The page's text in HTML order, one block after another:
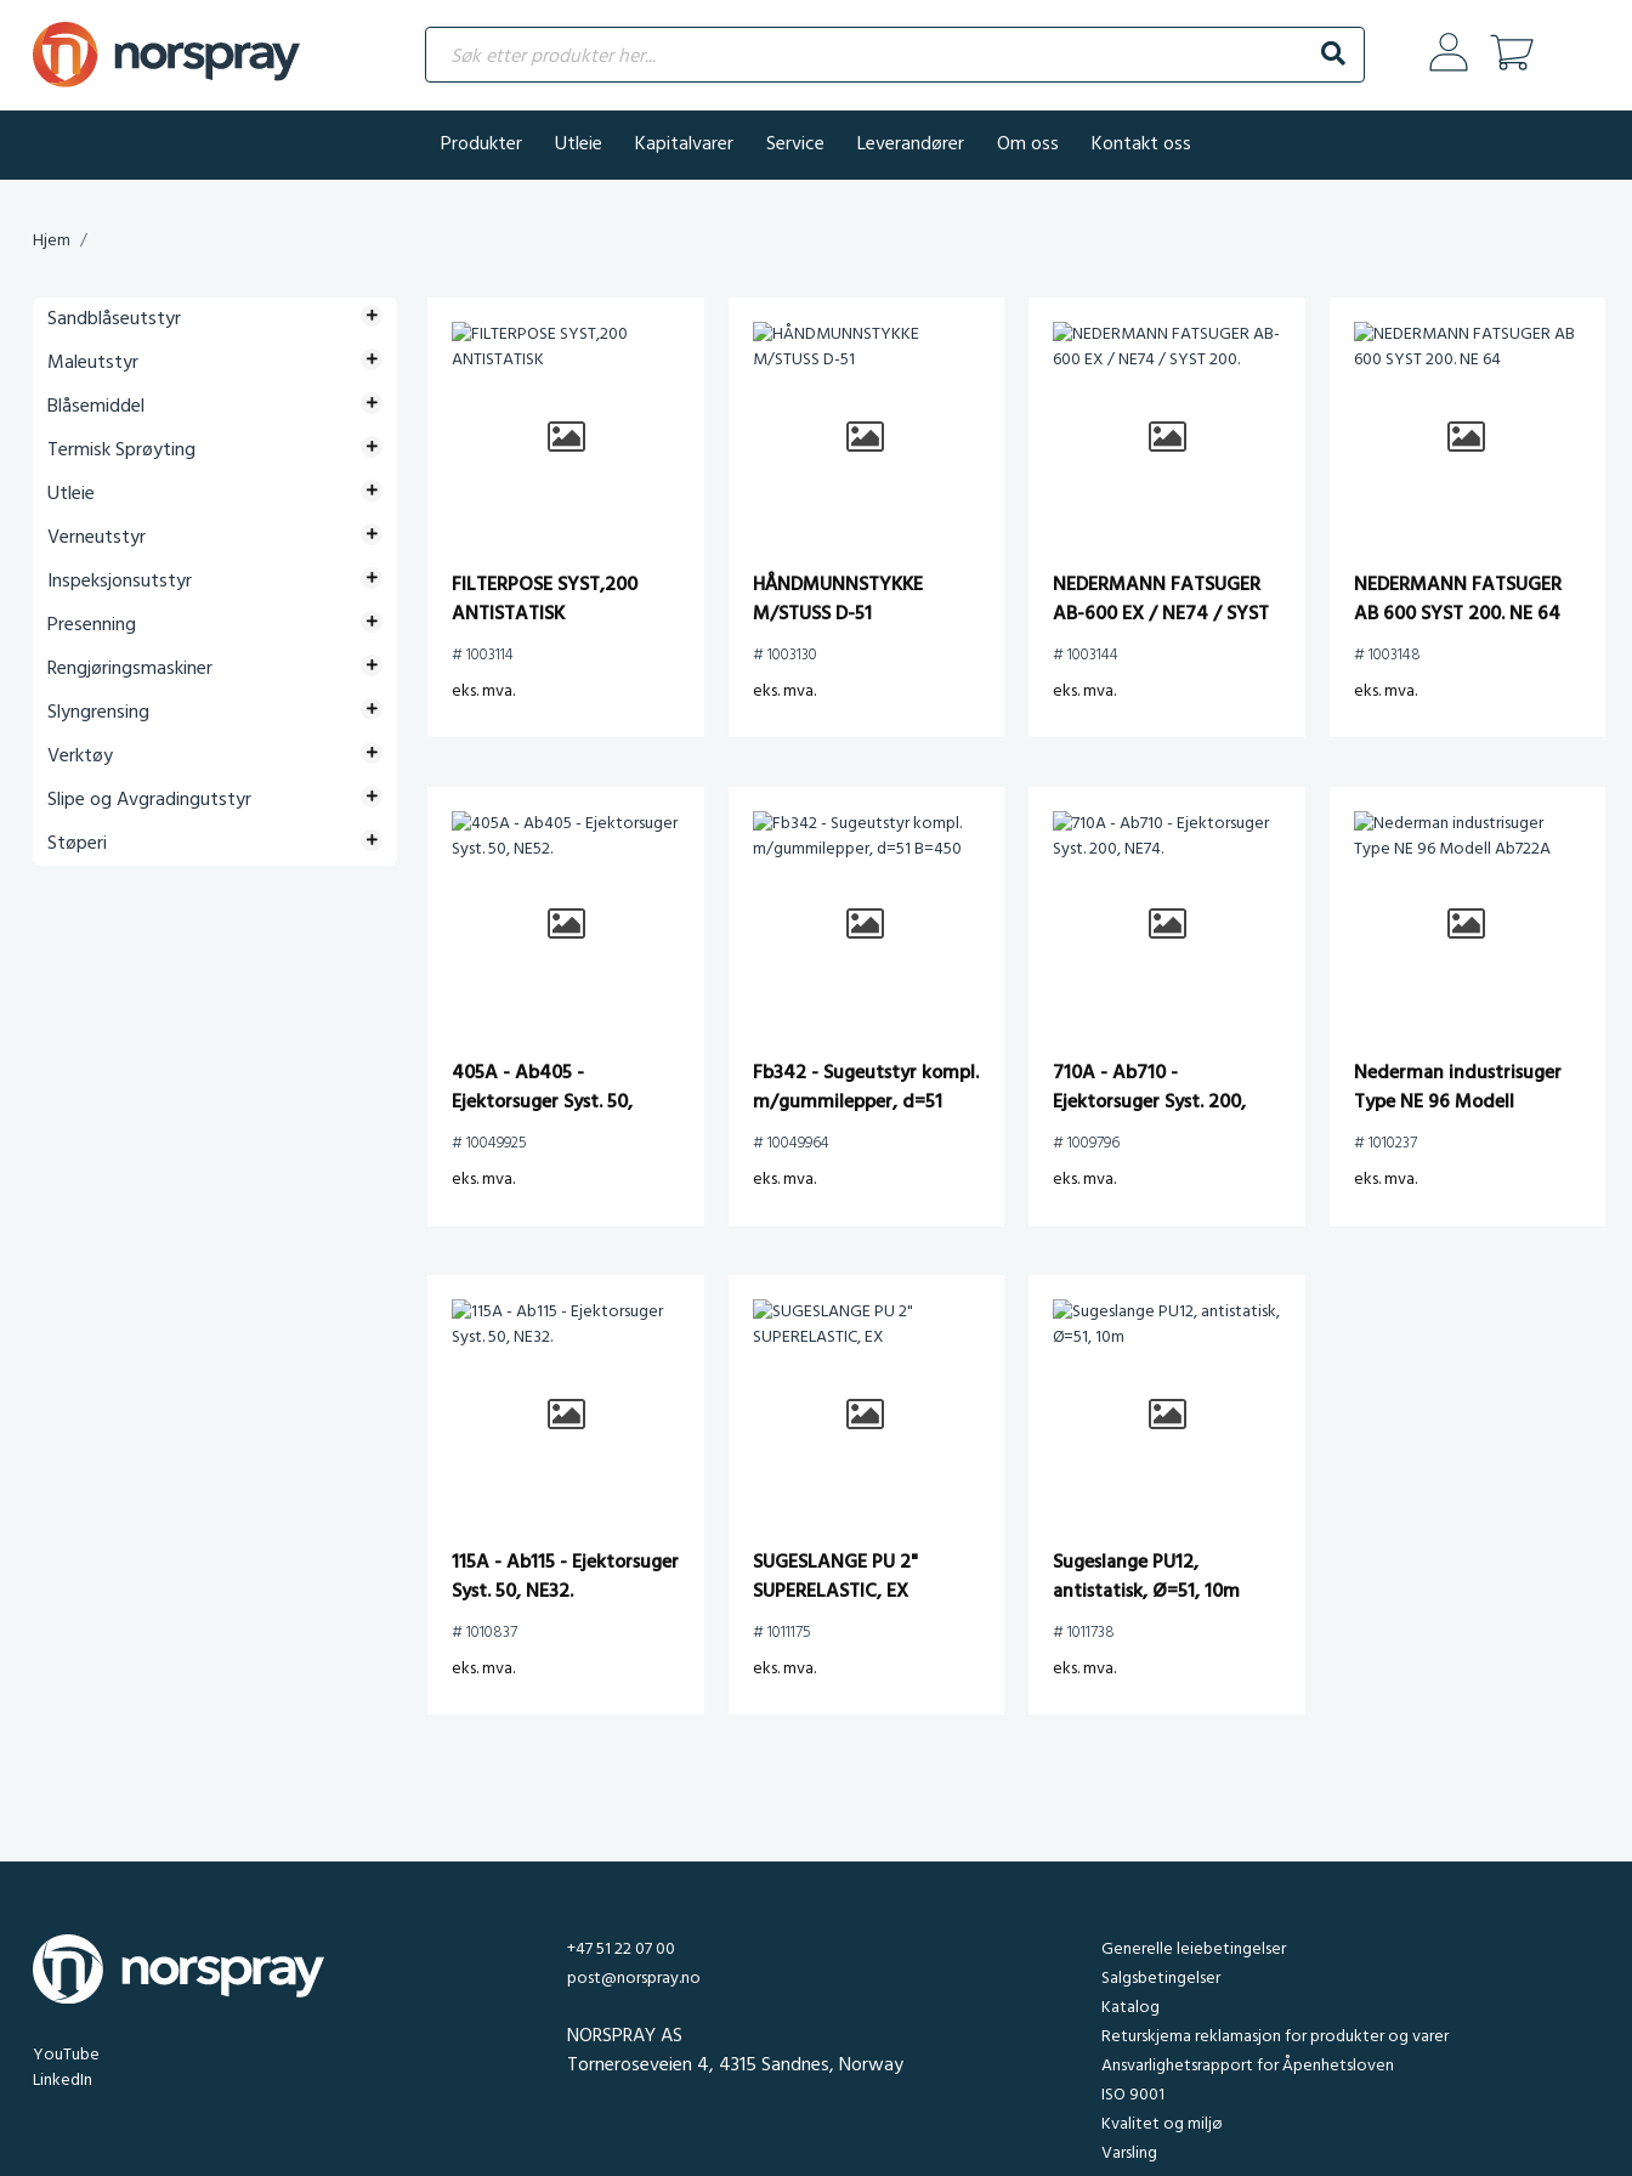
Søk etter produkter her...
Søk
Produkter
Utleie Kapitalvarer Service Leverandører Om oss Kontakt oss
Hjem
Sandblåseutstyr
Maleutstyr
Blåsemiddel
Termisk Sprøyting
Utleie
Verneutstyr
Inspeksjonsutstyr
Presenning
Rengjøringsmaskiner
Slyngrensing
Verktøy
Slipe og Avgradingutstyr
Støperi
FILTERPOSE SYST,200
ANTISTATISK
# 1003114
eks. mva.
HÅNDMUNNSTYKKE
M/STUSS D-51
# 1003130
eks. mva.
NEDERMANN FATSUGER
AB-600 EX / NE74 / SYST
200.
# 1003144
eks. mva.
NEDERMANN FATSUGER
AB 600 SYST 200. NE 64
# 1003148
eks. mva.
405A - Ab405 -
Ejektorsuger Syst. 50,
NE52.
# 10049925
eks. mva.
Fb342 - Sugeutstyr kompl.
m/gummilepper, d=51
B=450
# 10049964
eks. mva.
710A - Ab710 -
Ejektorsuger Syst. 200,
NE74.
# 1009796
eks. mva.
Nederman industrisuger
Type NE 96 Modell
Ab722A
# 1010237
eks. mva.
115A - Ab115 - Ejektorsuger
Syst. 50, NE32.
# 1010837
eks. mva.
SUGESLANGE PU 2"
SUPERELASTIC, EX
# 1011175
eks. mva.
Sugeslange PU12,
antistatisk, Ø=51, 10m
# 1011738
eks. mva.
YouTube
LinkedIn
+47 51 22 07 00
post@norspray.no
NORSPRAY AS
Torneroseveien 4, 4315 Sandnes, Norway
Generelle leiebetingelser
Salgsbetingelser
Katalog
Returskjema reklamasjon for produkter og varer
Ansvarlighetsrapport for Åpenhetsloven
ISO 9001
Kvalitet og miljø
Varsling